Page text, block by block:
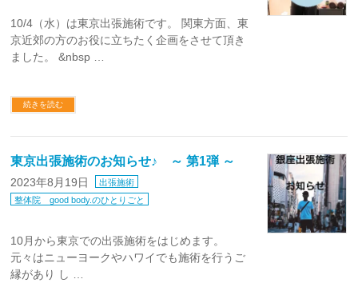
10/4（水）は東京出張施術です。 関東方面、東
京近郊の方のお役に立ちたく企画をさせて頂き
ました。 &nbsp …
続きを読む
東京出張施術のお知らせ♪ ～ 第1弾 ～
2023年8月19日
出張施術
整体院 good body.のひとりごと
10月から東京での出張施術をはじめます。
元々はニューヨークやハワイでも施術を行うご
縁があり し …